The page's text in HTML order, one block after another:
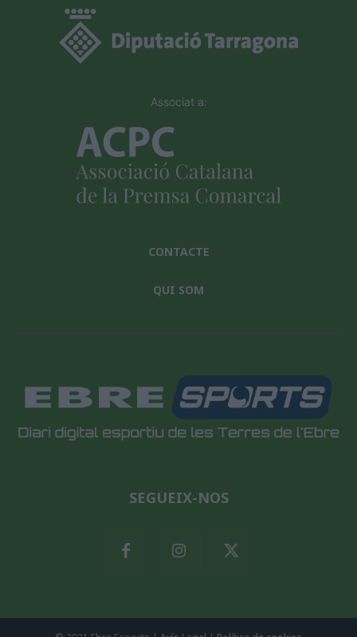
Associat a:
CONTACTE
QUI SOM
SEGUEIX-NOS